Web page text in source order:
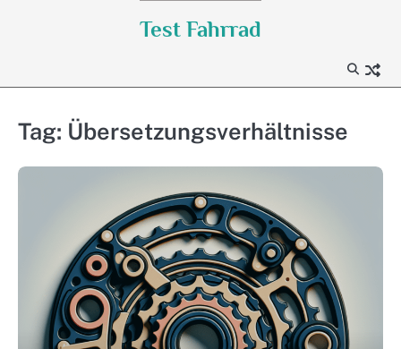
Test Fahrrad
Tag: Übersetzungsverhältnisse